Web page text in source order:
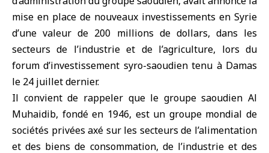
mise en place de nouveaux investissements en Syrie
d’une valeur de 200 millions de dollars, dans les
secteurs de l’industrie et de l’agriculture, lors du
forum d’investissement syro-saoudientenu à Damas
le 24 juillet dernier.
Il convient de rappeler que le groupe saoudien Al
Muhaidib, fondé en 1946, est un groupe mondial de
sociétés privées axé sur les secteurs de l’alimentation
et des biens de consommation, de l’industrie et des